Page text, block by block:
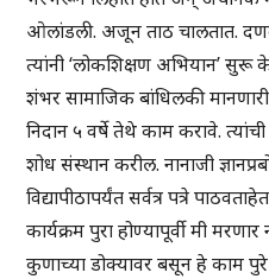
ओलांडली. अजून ताठ चालतात.
त्यांनी ‘लोकशिक्षण अभियान’
शंभर सामाजिक बांधिलकी
निदान ५ वर्षे तेथे काम करावे.
शोध संस्थान करील. नानाजी
विद्यापीठापर्यंत सर्वत्र पत्रे
कार्यक्रम पुरा होण्यापूर्वी मी
कुणाच्या डोक्यावर बसून हे काम